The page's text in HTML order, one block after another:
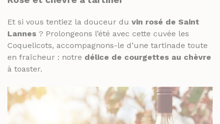
ARMAGNACS
CHAMPAGNES
RHUMS ET GINS
WHISKY
LES VINS
VINS BLANCS MOELLEUX
WHISKY
LES VINS
VINS BLANCS MOELLEUX
VINS ROSÉS
Et si vous tentiez la douceur du vin rosé de Saint
Lannes ? Prolongeons l’été avec cette cuvée les
Coquelicots, accompagnons-le d’une tartinade toute
en fraîcheur : notre délice de courgettes au chèvre
à toaster.